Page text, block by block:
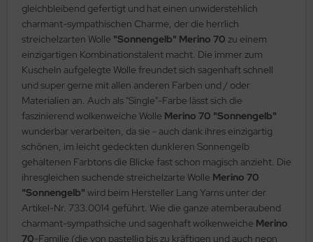
gleichbleibend gefertigt und hat einen unwiderstehlich
charmant-sympathischen Charme, der die herrlich
streichelzarten Wolle "Sonnengelb" Merino 70 zu einem
einzigartigen Kombinationstalent macht. Die immer zum
Kuscheln aufgelegte Wolle freundet sich sagenhaft schnell
und super gerne mit allen anderen Farben und / oder
Materialien an. Auch als "Single"-Farbe lässt sich die
faszinierend wolkenweiche Wolle Merino 70 "Sonnengelb"
wunderbar verarbeiten, da sie - auch dank ihres einzigartig
schönen, im leicht gedeckten dunkleren Sonnengelb
gehaltenen Farbtons die Blicke fast schon magisch anzieht. Die
ihresgleichen suchende streichelzarte Wolle Merino 70
"Sonnengelb" wird beim Hersteller Lang Yarns unter der
Artikel-Nr. 733.0014 geführt. Wie die ganze atemberaubend
charmant-sympathsiche und sagenhaft wolkenweiche Merino
70-Familie (die von pastellig bis zu kräftigen und auch neon